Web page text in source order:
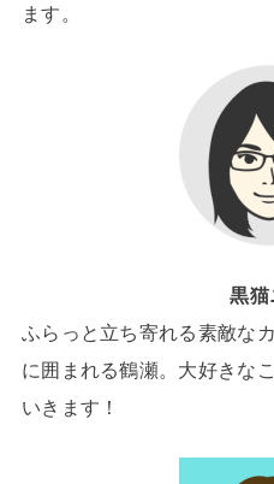
ます。
黒猫
ふらっと立ち寄れる素敵な
に囲まれる鶴瀬。大好きな
いきます！